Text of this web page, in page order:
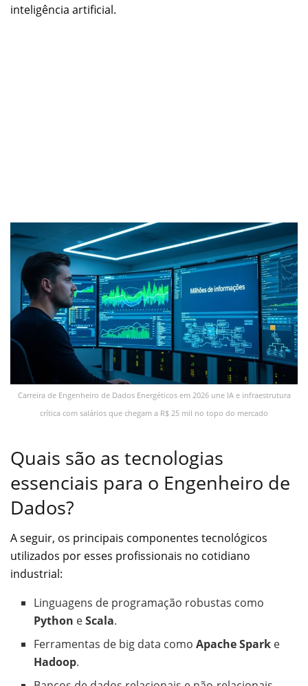
inteligência artificial.
Carreira de Engenheiro de Dados Energéticos em 2026 une IA e infraestrutura
crítica com salários que chegam a R$ 25 mil no topo do mercado
Quais são as tecnologias
essenciais para o Engenheiro de
Dados?
A seguir, os principais componentes tecnológicos
utilizados por esses profissionais no cotidiano
industrial:
Linguagens de programação robustas como
Python eScala.
Ferramentas de big data comoApache Spark e
Hadoop.